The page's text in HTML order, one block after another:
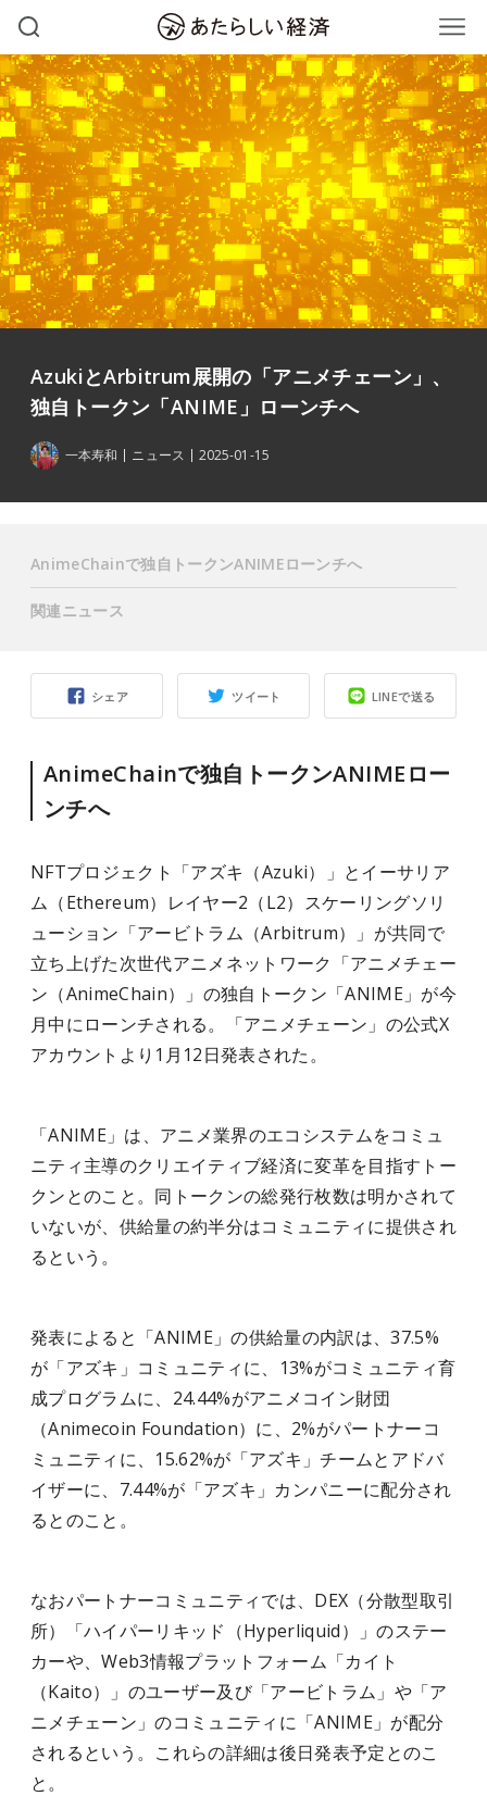
AzukiとArbitrum展開の「アニメチェーン」、
独自トークン「ANIME」ローンチへ
一本寿和 ニュース 2025-01-15
シェア ツイート LINEで送る
AnimeChainで独自トークンANIMEロー
ンチへ
NFTプロジェクト「アズキ（Azuki）」とイーサリア
ム（Ethereum）レイヤー2（L2）スケーリングソリ
ューション「アービトラム（Arbitrum）」が共同で
立ち上げた次世代アニメネットワーク「アニメチェー
ン（AnimeChain）」の独自トークン「ANIME」が今
月中にローンチされる。「アニメチェーン」の公式X
アカウントより1月12日発表された。
「ANIME」は、アニメ業界のエコシステムをコミュ
ニティ主導のクリエイティブ経済に変革を目指すトー
クンとのこと。同トークンの総発行枚数は明かされて
いないが、供給量の約半分はコミュニティに提供され
るという。
発表によると「ANIME」の供給量の内訳は、37.5%
が「アズキ」コミュニティに、13%がコミュニティ育
成プログラムに、24.44%がアニメコイン財団
（Animecoin Foundation）に、2%がパートナーコ
ミュニティに、15.62%が「アズキ」チームとアドバ
イザーに、7.44%が「アズキ」カンパニーに配分され
るとのこと。
なおパートナーコミュニティでは、DEX（分散型取引
所）「ハイパーリキッド（Hyperliquid）」のステー
カーや、Web3情報プラットフォーム「カイト
（Kaito）」のユーザー及び「アービトラム」や「ア
ニメチェーン」のコミュニティに「ANIME」が配分
されるという。これらの詳細は後日発表予定とのこ
と。
AnimeChainで独自トークンANIMEローンチへ
関連ニュース